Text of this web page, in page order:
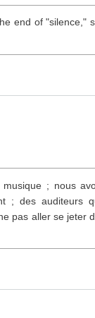
end of "silence,"
; nous
; des auditeurs
pas aller se jeter